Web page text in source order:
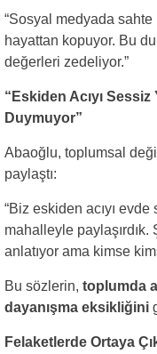
“Sosyal medyada
hayattan kopuyor. Bu
değerleri zedeliyor.”
“Eskiden Acıyı
Duymuyor”
Abaoğlu, toplumsal
paylaştı:
“Biz eskiden acıyı
mahalleyle
anlatıyor ama kimse
Bu sözlerin, toplumda
dayanışma eksikliğini
Felaketlerde Ortaya